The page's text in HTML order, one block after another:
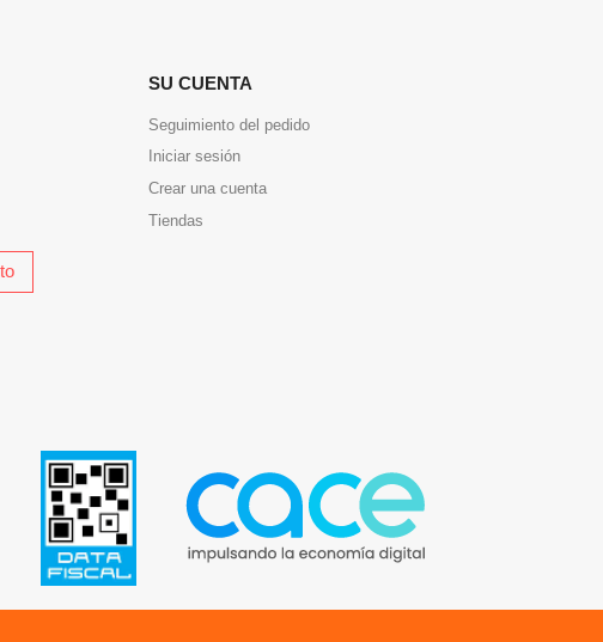
SU CUENTA
Seguimiento del pedido
Iniciar sesión
Crear una cuenta
Tiendas